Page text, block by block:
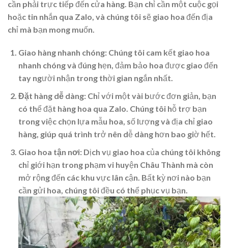
cần phải trực tiếp đến cửa hàng. Bạn chỉ cần một cuộc gọi
hoặc tin nhắn qua Zalo, và chúng tôi sẽ giao hoa đến địa
chỉ mà bạn mong muốn.
Giao hàng nhanh chóng: Chúng tôi cam kết giao hoa
nhanh chóng và đúng hẹn, đảm bảo hoa được giao đến
tay người nhận trong thời gian ngắn nhất.
Đặt hàng dễ dàng: Chỉ với một vài bước đơn giản, bạn
có thể đặt hàng hoa qua Zalo. Chúng tôi hỗ trợ bạn
trong việc chọn lựa mẫu hoa, số lượng và địa chỉ giao
hàng, giúp quá trình trở nên dễ dàng hơn bao giờ hết.
Giao hoa tận nơi: Dịch vụ giao hoa của chúng tôi không
chỉ giới hạn trong phạm vi huyện Châu Thành mà còn
mở rộng đến các khu vực lân cận. Bất kỳ nơi nào bạn
cần gửi hoa, chúng tôi đều có thể phục vụ bạn.